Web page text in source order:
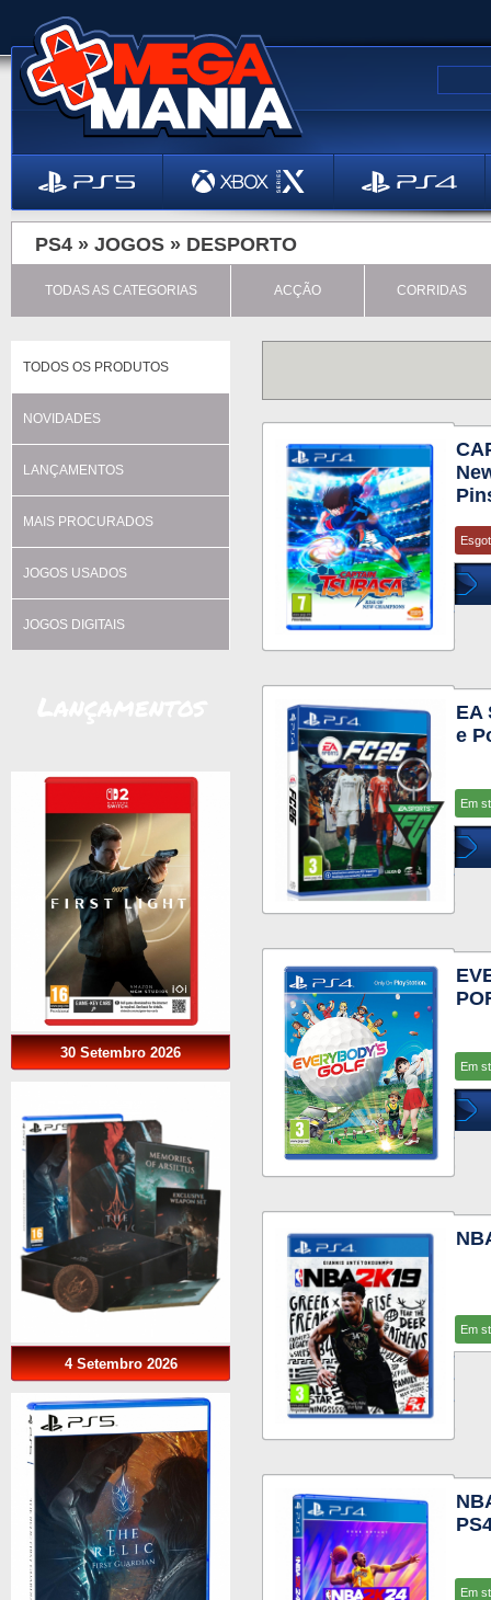
PS4 » JOGOS » DESPORTO
TODAS AS CATEGORIAS ACÇÃO CORRIDAS
TODOS OS PRODUTOS
NOVIDADES
LANÇAMENTOS
MAIS PROCURADOS
JOGOS USADOS
JOGOS DIGITAIS
30 Setembro 2026
4 Setembro 2026
EA
e
Em
Em
Em
Em